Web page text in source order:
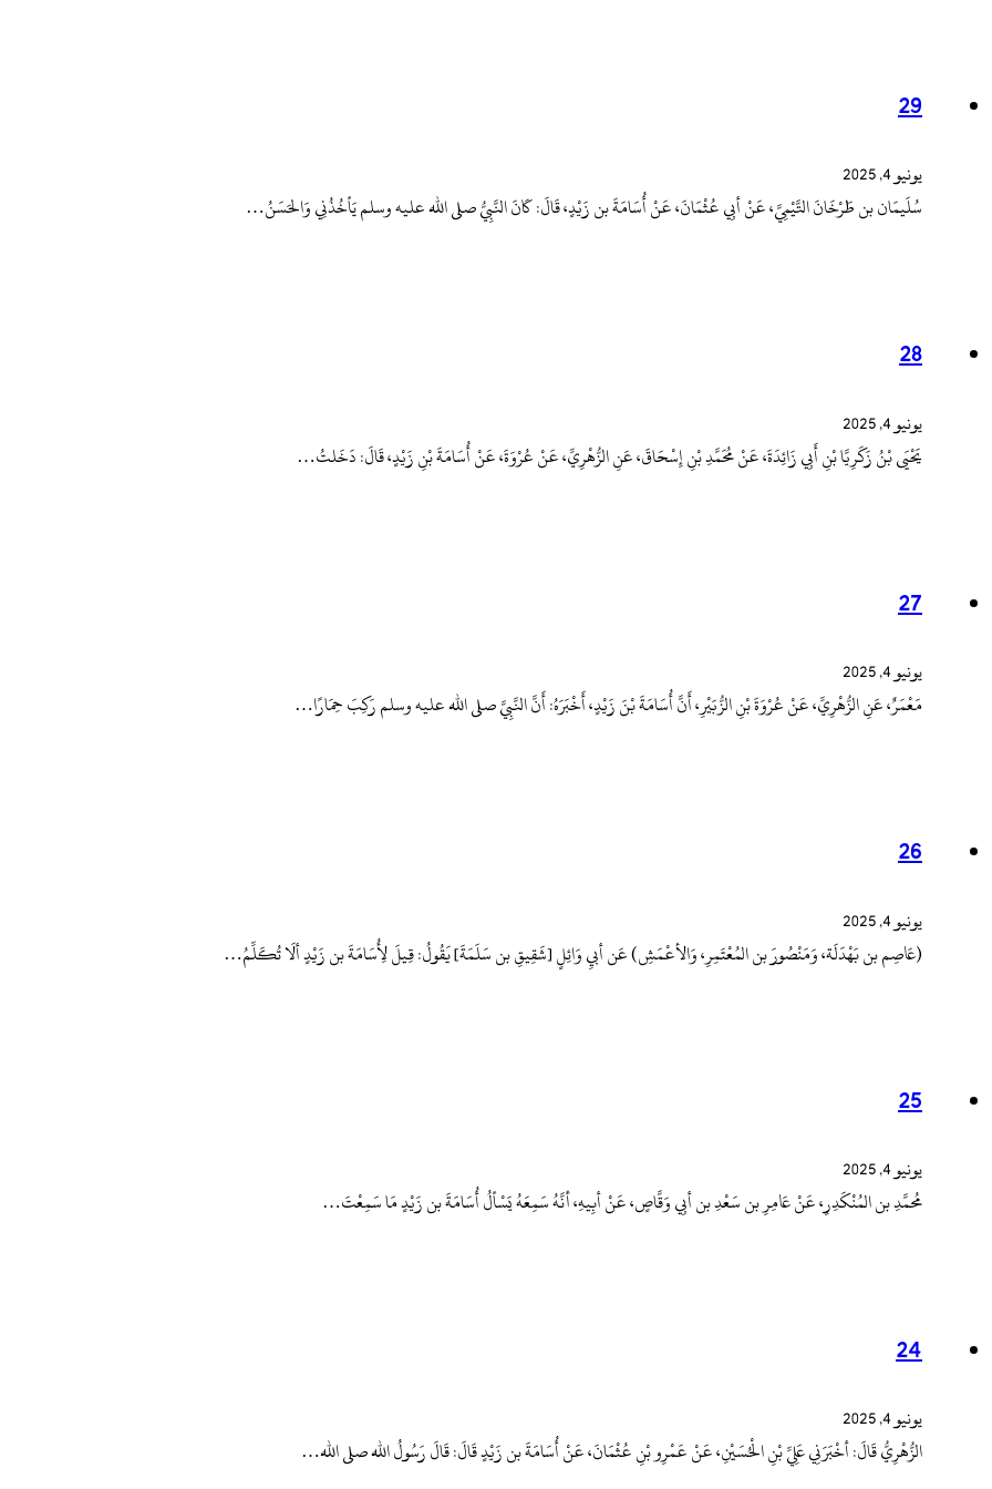
29
يونيو 4, 2025
سُلَيمَان بن طَرْخَانَ التَّيْمِيَّ، عَنْ أبِي عُثْمَانَ، عَنْ أُسَامَةَ بن زَيْدٍ، قَالَ: كَانَ النَّبِيُّ صلى الله عليه وسلم يَأخُذُنِي وَالحَسَنُ…
28
يونيو 4, 2025
يَحْيَى بْنُ زَكَرِيَّا بْنِ أَبِي زَائِدَةَ، عَنْ مُحَمَّدِ بْنِ إِسْحَاقَ، عَنِ الزُّهْرِيِّ، عَنْ عُرْوَةَ، عَنْ أُسَامَةَ بْنِ زَيْدٍ، قَالَ: دَخَلتُ…
27
يونيو 4, 2025
مَعْمَرٌ، عَنِ الزُّهْرِيِّ، عَنْ عُرْوَةَ بْنِ الزُّبَيْرِ، أَنَّ أُسَامَةَ بْنَ زَيْدٍ، أَخْبَرَهُ: أَنَّ النَّبِيَّ صلى الله عليه وسلم رَكِبَ حِمَارًا…
26
يونيو 4, 2025
(عَاصِم بن بَهْدَلَة، وَمَنْصُورَ بن المُعْتَمِرِ، وَالأعْمَشِ) عَن أبيِ وَائِلٍ [شَقِيقِ بن سَلَمَةَ] يَقُولُ: قِيلَ لِأُسَامَةَ بن زَيْدٍ ألَا تُكَلِّمُ…
25
يونيو 4, 2025
مُحمَّدِ بن المُنْكَدِرِ، عَنْ عَامِرِ بن سَعْدِ بن أبِي وَقَّاصٍ، عَنْ أبِيهِ، أنَّهُ سَمِعَهُ يَسْألُ أُسَامَةَ بن زَيْدٍ مَا سَمِعْتَ…
24
يونيو 4, 2025
الزُّهْرِيُّ قَالَ: أخْبَرَنِي عَلِيِّ بْنِ الْحُسَيْنِ، عَنْ عَمْرِو بْنِ عُثْمَانَ، عَنْ أُسَامَةَ بن زَيْدٍ قَالَ: قَالَ رَسُولُ الله صلى الله…